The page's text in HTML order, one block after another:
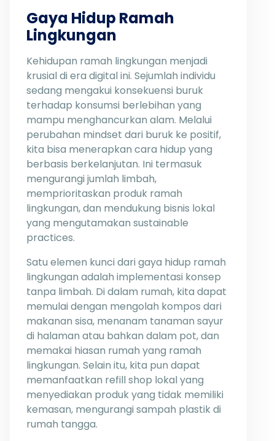
Gaya Hidup Ramah
Lingkungan
Kehidupan ramah lingkungan menjadi
krusial di era digital ini. Sejumlah individu
sedang mengakui konsekuensi buruk
terhadap konsumsi berlebihan yang
mampu menghancurkan alam. Melalui
perubahan mindset dari buruk ke positif,
kita bisa menerapkan cara hidup yang
berbasis berkelanjutan. Ini termasuk
mengurangi jumlah limbah,
memprioritaskan produk ramah
lingkungan, dan mendukung bisnis lokal
yang mengutamakan sustainable
practices.
Satu elemen kunci dari gaya hidup ramah
lingkungan adalah implementasi konsep
tanpa limbah. Di dalam rumah, kita dapat
memulai dengan mengolah kompos dari
makanan sisa, menanam tanaman sayur
di halaman atau bahkan dalam pot, dan
memakai hiasan rumah yang ramah
lingkungan. Selain itu, kita pun dapat
memanfaatkan refill shop lokal yang
menyediakan produk yang tidak memiliki
kemasan, mengurangi sampah plastik di
rumah tangga.